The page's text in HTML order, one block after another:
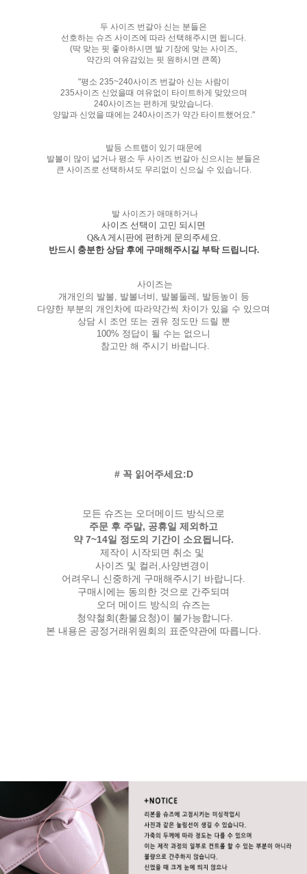
두 사이즈 번갈아 신는 분들은
선호하는 슈즈 사이즈에 따라 선택해주시면 됩니다.
(딱 맞는 핏 좋아하시면 발 기장에 맞는 사이즈,
약간의 여유감있는 핏 원하시면 큰쪽)
"평소 235~240사이즈 번갈아 신는 사람이
235사이즈 신었을때 여유없이 타이트하게 맞았으며
240사이즈는 편하게 맞았습니다.
양말과 신었을 때에는 240사이즈가 약간 타이트했어요."
발등 스트랩이 있기 때문에
발볼이 많이 넓거나 평소 두 사이즈 번갈아 신으시는 분들은
큰 사이즈로 선택하셔도 무리없이 신으실 수 있습니다.
발 사이즈가 애매하거나
사이즈 선택이 고민 되시면
Q&A 게시판에 편하게 문의주세요.
반드시 충분한 상담 후에 구매해주시길 부탁 드립니다.
사이즈는
개개인의 발볼, 발볼너비, 발볼둘레, 발등높이 등
다양한 부분의 개인차에 따라약간씩 차이가 있을 수 있으며
상담 시 조언 또는 권유 정도만 드릴 뿐
100% 정답이 될 수는 없으니
참고만 해 주시기 바랍니다.
# 꼭 읽어주세요:D
모든 슈즈는 오더메이드 방식으로
주문 후 주말, 공휴일 제외하고
약 7~14일 정도의 기간이 소요됩니다.
제작이 시작되면 취소 및
사이즈 및 컬러,사양변경이
어려우니 신중하게 구매해주시기 바랍니다.
구매시에는 동의한 것으로 간주되며
오더 메이드 방식의 슈즈는
청약철회(환불요청)이 불가능합니다.
본 내용은 공정거래위원회의 표준약관에 따릅니다.